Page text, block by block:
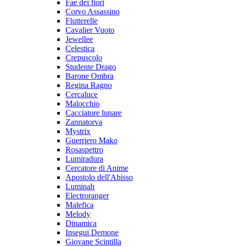
Fae dei fiori
Corvo Assassino
Flutterelle
Cavalier Vuoto
Jewellee
Celestica
Crepuscolo
Studente Drago
Barone Ombra
Regina Ragno
Cercaluce
Malocchio
Cacciatore lunare
Zannatorva
Mystrix
Guerriero Mako
Rosaspettro
Lumiradura
Cercatore di Anime
Apostolo dell'Abisso
Luminah
Electroranger
Malefica
Melody
Dinamica
Insegui Demone
Giovane Scintilla